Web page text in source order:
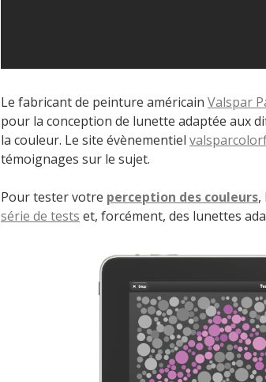
Le fabricant de peinture américain Valspar
pour la conception de lunette adaptée aux
la couleur. Le site évènementiel
témoignages sur le sujet.
Pour tester votre perception des couleurs,
série de tests et, forcément, des lunettes